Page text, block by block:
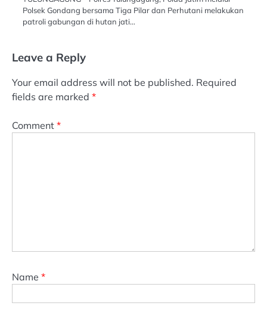
Polsek Gondang bersama Tiga Pilar dan Perhutani melakukan
patroli gabungan di hutan jati…
Leave a Reply
Your email address will not be published. Required
fields are marked *
Comment *
Name *